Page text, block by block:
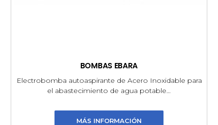
BOMBAS EBARA
Electrobomba autoaspirante de Acero Inoxidable para
el abastecimiento de agua potable…
MÁS INFORMACIÓN